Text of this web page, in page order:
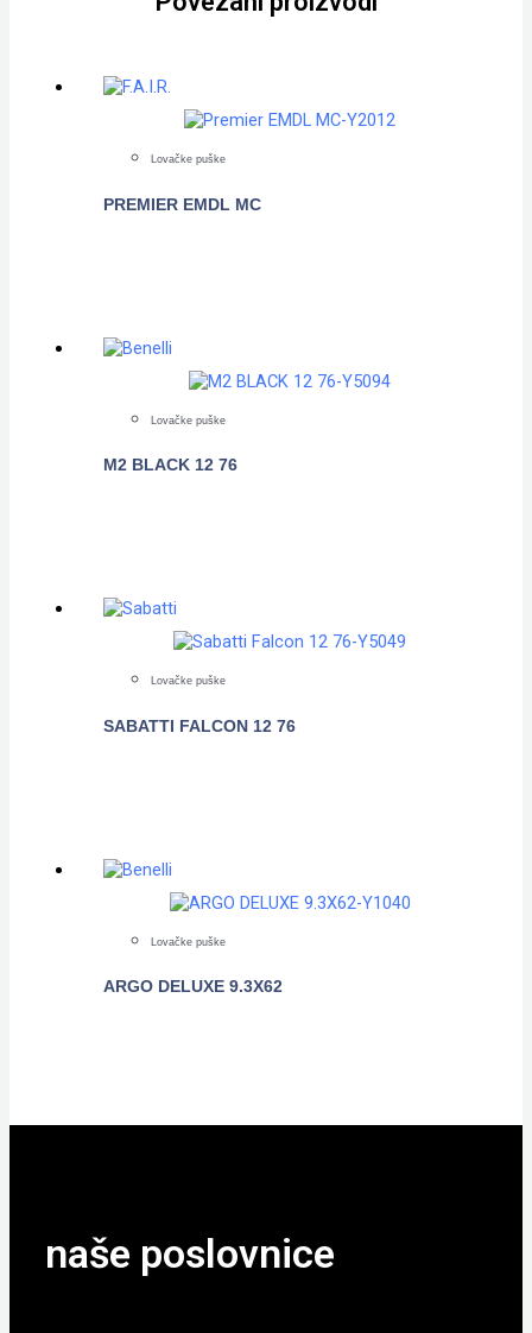
Lovačke puške
PREMIER EMDL MC
Lovačke puške
M2 BLACK 12 76
Lovačke puške
SABATTI FALCON 12 76
Lovačke puške
ARGO DELUXE 9.3X62
naše poslovnice